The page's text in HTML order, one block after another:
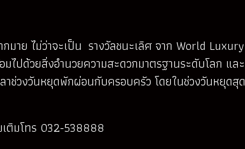
มาย ไม่ว่าจะเป็น รางวัลชนะเลิศ จาก World
ปด้วยสิ่งอำนวยความสะดวกมาตรฐานระดับโลก แล
าช่วงวันหยุดพักผ่อนกับครอบครัว โดยในช่วงวันหยุด
เติมโทร 032-538888